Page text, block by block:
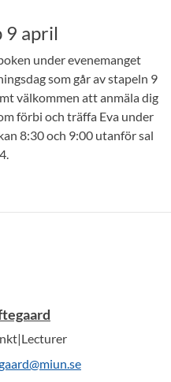
9 april
under evenemanget
som går av stapeln 9
välkommen att anmäla dig
förbi och träffa Eva under
8:30 och 9:00 utanför sal